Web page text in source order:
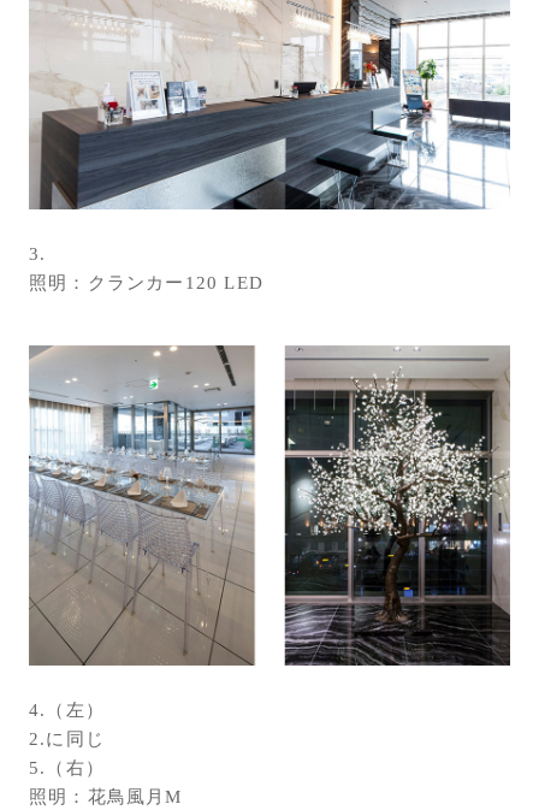
3.
照明：クランカー120 LED
4.（左）
2.に同じ
5.（右）
照明：花鳥風月M